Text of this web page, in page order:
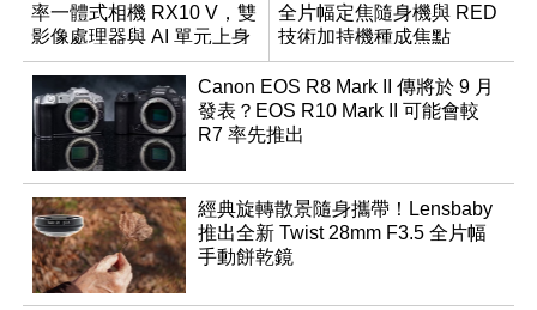
率一體式相機 RX10 V，雙
影像處理器與 AI 單元上身
全片幅定焦隨身機與 RED
技術加持機種成焦點
Canon EOS R8 Mark II 傳將於 9 月
發表？EOS R10 Mark II 可能會較
R7 率先推出
經典旋轉散景隨身攜帶！Lensbaby
推出全新 Twist 28mm F3.5 全片幅
手動餅乾鏡